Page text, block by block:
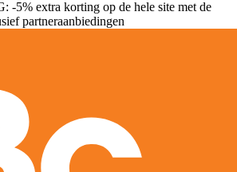
5% extra korting op de hele site met de
partneraanbiedingen